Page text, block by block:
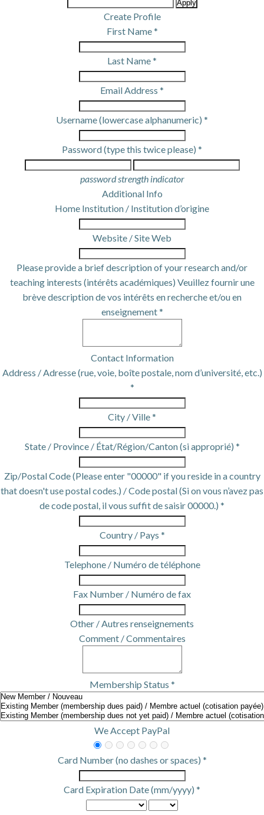
Create Profile
First Name *
Last Name *
Email Address *
Username (lowercase alphanumeric) *
Password (type this twice please) *
password strength indicator
Additional Info
Home Institution / Institution d’origine
Website / Site Web
Please provide a brief description of your research and/or
teaching interests (intérêts académiques) Veuillez fournir une
brève description de vos intérêts en recherche et/ou en
enseignement *
Contact Information
Address / Adresse (rue, voie, boîte postale, nom d’université, etc.)
*
City / Ville *
State / Province / État/Région/Canton (si approprié) *
Zip/Postal Code (Please enter "00000" if you reside in a country
that doesn't use postal codes.) / Code postal (Si on vous n’avez pas
de code postal, il vous suffit de saisir 00000.) *
Country / Pays *
Telephone / Numéro de téléphone
Fax Number / Numéro de fax
Other / Autres renseignements
Comment / Commentaires
Membership Status *
We Accept PayPal
Card Number (no dashes or spaces) *
Card Expiration Date (mm/yyyy) *